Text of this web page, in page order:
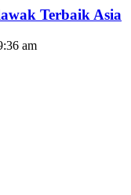
Terbaik Asia
am